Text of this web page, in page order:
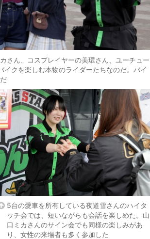
さん、コスプレイヤーの美環さん、ユーチュー
クを楽しむ本物のライダーたちなのだ。バイ
5台の愛車を所有している夜道雪さんのハイタ
ッチ会では、短いながらも会話を楽しめた。山
口ミカさんのサイン会でも同様の楽しみがあ
り、女性の来場者も多く参加した